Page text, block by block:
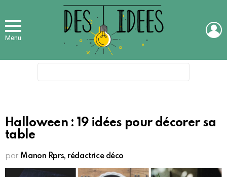
Menu
Halloween : 19 idées pour décorer sa
table
par Manon Rprs, rédactrice déco